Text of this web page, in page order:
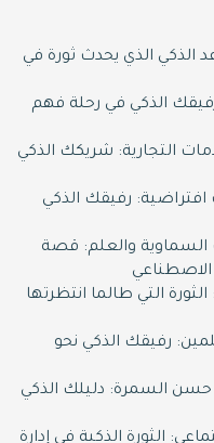
الذكي الذي يحدث ثورة في
الذكي في رحلة فهم
التجارية: شريكك الذكي
رفيقك الذكي
والعلم: قصة
الثورة التي طالما انتظرتها
رفيقك الذكي نحو
السمرة: دليلك الذكي
الثورة الذكية في إدارة